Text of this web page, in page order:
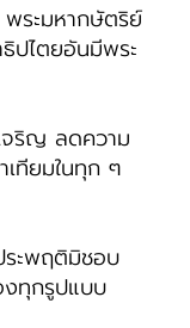
ระมหากษัตริย์
ปไตยอันมีพระ
จริญ ลดความ
เทียมในทุก ๆ
ะพฤติมิชอบ
งทุกรูปแบบ